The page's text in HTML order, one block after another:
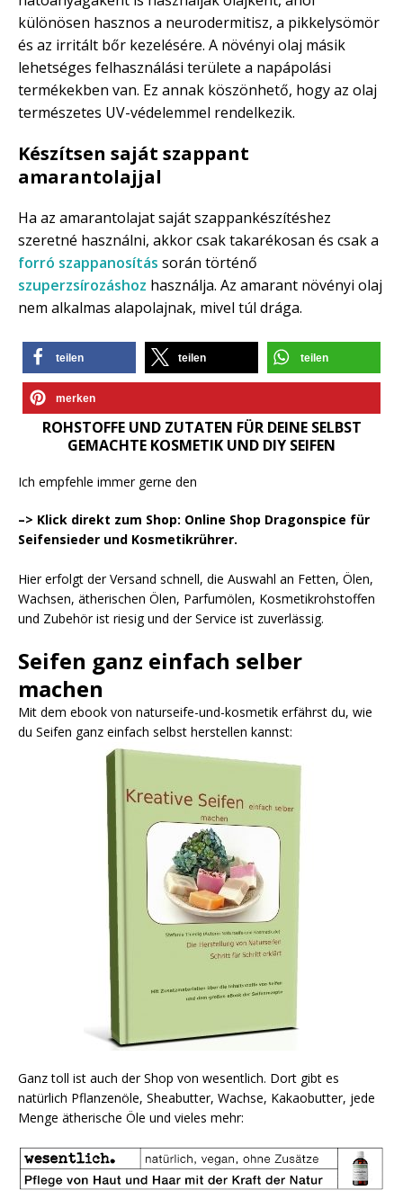
különösen hasznos a neurodermitisz, a pikkelysömör
és az irritált bőr kezelésére. A növényi olaj másik
lehetséges felhasználási területe a napápolási
termékekben van. Ez annak köszönhető, hogy az olaj
természetes UV-védelemmel rendelkezik.
Készítsen saját szappant
amarantolajjal
Ha az amarantolajat saját szappankészítéshez
szeretné használni, akkor csak takarékosan és csak a
forró szappanosítás során történő
szuperzsírozáshoz használja. Az amarant növényi olaj
nem alkalmas alapolajnak, mivel túl drága.
teilen teilen teilen
merken
ROHSTOFFE UND ZUTATEN FÜR DEINE SELBST
GEMACHTE KOSMETIK UND DIY SEIFEN
Ich empfehle immer gerne den
–> Klick direkt zum Shop: Online Shop Dragonspice für
Seifensieder und Kosmetikrührer.
Hier erfolgt der Versand schnell, die Auswahl an Fetten, Ölen,
Wachsen, ätherischen Ölen, Parfumölen, Kosmetikrohstoffen
und Zubehör ist riesig und der Service ist zuverlässig.
Seifen ganz einfach selber
machen
Mit dem ebook von naturseife-und-kosmetik erfährst du, wie
du Seifen ganz einfach selbst herstellen kannst:
Ganz toll ist auch der Shop von wesentlich. Dort gibt es
natürlich Pflanzenöle, Sheabutter, Wachse, Kakaobutter, jede
Menge ätherische Öle und vieles mehr: